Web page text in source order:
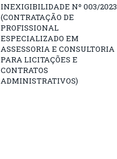
INEXIGIBILIDADE Nº 003/2023
(CONTRATAÇÃO DE
PROFISSIONAL
ESPECIALIZADO EM
ASSESSORIA E CONSULTORIA
PARA LICITAÇÕES E
CONTRATOS
ADMINISTRATIVOS)